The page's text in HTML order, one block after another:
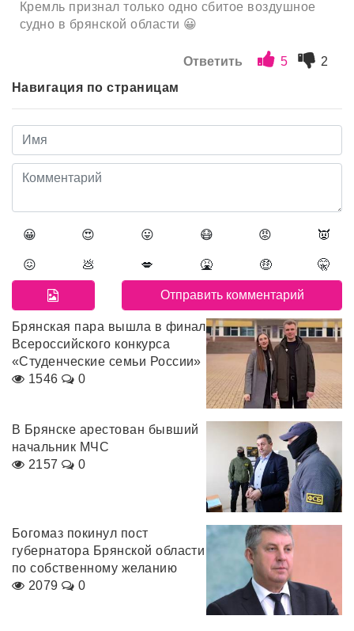
Кремль признал только одно сбитое воздушное
судно в брянской области 😀
Ответить 5
2
Навигация по страницам
😀 😍 😛 😷 😡 👿
😖 💩 💋 🤮 🤑 🤫
Брянская пара вышла в финал
Всероссийского конкурса
«Студенческие семьи России»
1546
0
В Брянске арестован бывший
начальник МЧС
2157
0
Богомаз покинул пост
губернатора Брянской области
по собственному желанию
2079
0